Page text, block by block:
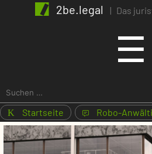
2be.legal | Das
☰
Suchen
nach:
K Startseite 1 Robo-